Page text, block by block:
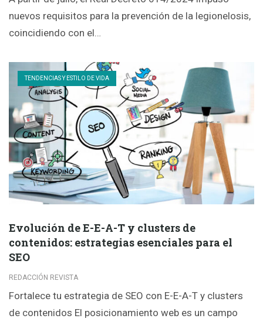
nuevos requisitos para la prevención de la legionelosis,
coincidiendo con el…
TENDENCIAS Y ESTILO DE VIDA
Evolución de E-E-A-T y clusters de
contenidos: estrategias esenciales para el
SEO
REDACCIÓN REVISTA
Fortalece tu estrategia de SEO con E-E-A-T y clusters
de contenidos El posicionamiento web es un campo